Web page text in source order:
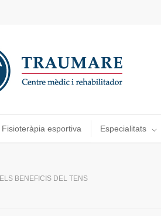
Fisioteràpia esportiva Especialitats
ELS BENEFICIS DEL TENS